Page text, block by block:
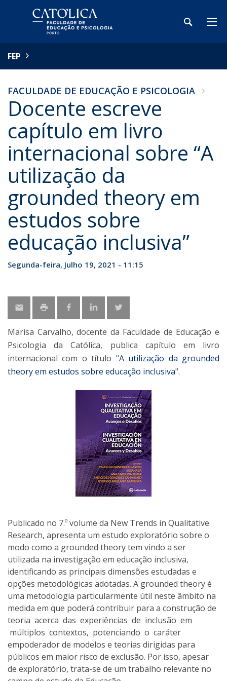
FEP
FACULDADE DE EDUCAÇÃO E PSICOLOGIA
Docente escreve
capítulo em livro
internacional sobre “A
utilização da
grounded theory em
estudos sobre
educação inclusiva”
Segunda-feira, Julho 19, 2021 - 11:15
Marisa Carvalho, docente da Faculdade de Educação e
Psicologia da Católica, publica capítulo em livro
internacional com o título "A utilização da grounded
theory em estudos sobre educação inclusiva".
Publicado no 7.º volume da New Trends in Qualitative
Research, apresenta um estudo exploratório sobre o
modo como a grounded theory tem vindo a ser
utilizada na investigação em educação inclusiva,
identificando as principais dimensões estudadas e
opções metodológicas adotadas. A grounded theory é
uma metodologia particularmente útil neste âmbito na
medida em que poderá contribuir para a construção de
teoria acerca das experiências de inclusão em
múltiplos contextos, potenciando o caráter
empoderador de modelos e teorias dirigidas para
públicos em maior risco de exclusão. Por isso, apesar
de exploratório, trata-se de um trabalho relevante no